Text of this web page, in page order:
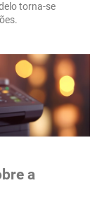
torna-se
a